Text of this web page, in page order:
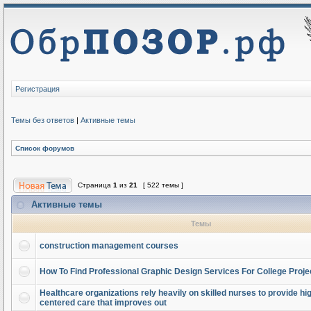
Регистрация
Темы без ответов | Активные темы
Список форумов
Страница 1 из 21 [ 522 темы ]
Активные темы
Темы
construction management courses
How To Find Professional Graphic Design Services For College
Healthcare organizations rely heavily on skilled nurses to provide
centered care that improves out